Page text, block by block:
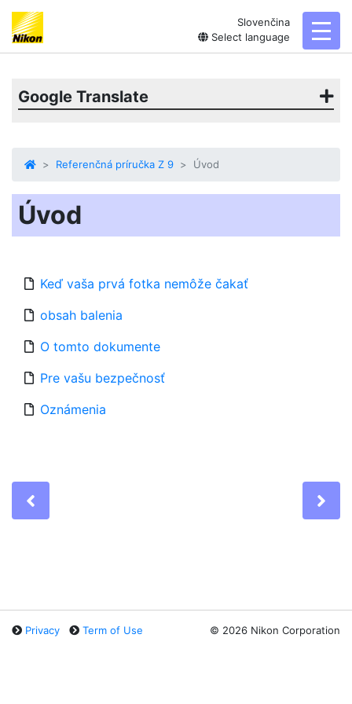
Slovenčina
Select language
Google Translate
Referenčná príručka Z 9 Úvod
Úvod
Keď vaša prvá fotka nemôže čakať
obsah balenia
O tomto dokumente
Pre vašu bezpečnosť
Oznámenia
Privacy Term of Use © 2026 Nikon Corporation